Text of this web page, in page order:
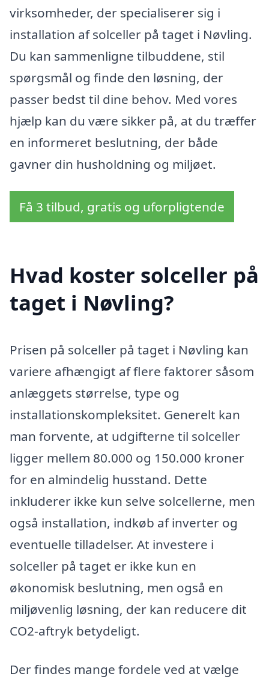
virksomheder, der specialiserer sig i
installation af solceller på taget i Nøvling.
Du kan sammenligne tilbuddene, stil
spørgsmål og finde den løsning, der
passer bedst til dine behov. Med vores
hjælp kan du være sikker på, at du træffer
en informeret beslutning, der både
gavner din husholdning og miljøet.
Få 3 tilbud, gratis og uforpligtende
Hvad koster solceller på
taget i Nøvling?
Prisen på solceller på taget i Nøvling kan
variere afhængigt af flere faktorer såsom
anlæggets størrelse, type og
installationskompleksitet. Generelt kan
man forvente, at udgifterne til solceller
ligger mellem 80.000 og 150.000 kroner
for en almindelig husstand. Dette
inkluderer ikke kun selve solcellerne, men
også installation, indkøb af inverter og
eventuelle tilladelser. At investere i
solceller på taget er ikke kun en
økonomisk beslutning, men også en
miljøvenlig løsning, der kan reducere dit
CO2-aftryk betydeligt.
Der findes mange fordele ved at vælge